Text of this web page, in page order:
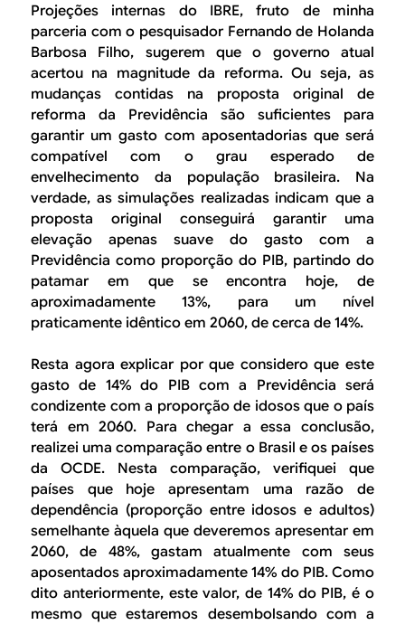
Projeções internas do IBRE, fruto de minha
parceria com o pesquisador Fernando de Holanda
Barbosa Filho, sugerem que o governo atual
acertou na magnitude da reforma. Ou seja, as
mudanças contidas na proposta original de
reforma da Previdência são suficientes para
garantir um gasto com aposentadorias que será
compatível com o grau esperado de
envelhecimento da população brasileira. Na
verdade, as simulações realizadas indicam que a
proposta original conseguirá garantir uma
elevação apenas suave do gasto com a
Previdência como proporção do PIB, partindo do
patamar em que se encontra hoje, de
aproximadamente 13%, para um nível
praticamente idêntico em 2060, de cerca de 14%.
Resta agora explicar por que considero que este
gasto de 14% do PIB com a Previdência será
condizente com a proporção de idosos que o país
terá em 2060. Para chegar a essa conclusão,
realizei uma comparação entre o Brasil e os países
da OCDE. Nesta comparação, verifiquei que
países que hoje apresentam uma razão de
dependência (proporção entre idosos e adultos)
semelhante àquela que deveremos apresentar em
2060, de 48%, gastam atualmente com seus
aposentados aproximadamente 14% do PIB. Como
dito anteriormente, este valor, de 14% do PIB, é o
mesmo que estaremos desembolsando com a